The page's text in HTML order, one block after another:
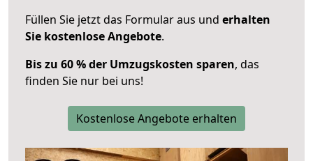
Füllen Sie jetzt das Formular aus und erhalten
Sie kostenlose Angebote.
Bis zu 60 % der Umzugskosten sparen, das
finden Sie nur bei uns!
Kostenlose Angebote erhalten